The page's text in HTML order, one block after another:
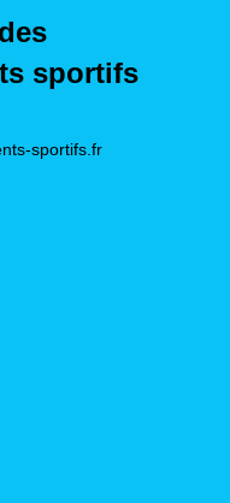
sportifs
sportifs.fr